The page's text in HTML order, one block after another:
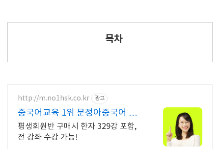
목차
http://m.no1hsk.co.kr 광고
중국어교육 1위 문정아중국어 브
랜드파워 3년연속 대상수상
평생회원반 구매시 한자 329강 포함,
전 강좌 수강 가능!